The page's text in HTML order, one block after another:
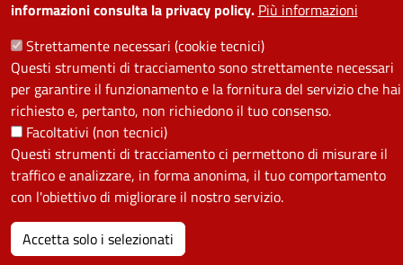
informazioni consulta la privacy policy. Più informazioni
Strettamente necessari (cookie tecnici)
Questi strumenti di tracciamento sono strettamente necessari
per garantire il funzionamento e la fornitura del servizio che hai
richiesto e, pertanto, non richiedono il tuo consenso.
Facoltativi (non tecnici)
Questi strumenti di tracciamento ci permettono di misurare il
traffico e analizzare, in forma anonima, il tuo comportamento
con l'obiettivo di migliorare il nostro servizio.
Accetta solo i selezionati
PRIVACY
Useful links section
La Privacy nel Comune
PRIVACY